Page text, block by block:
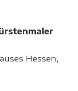
Hessen,